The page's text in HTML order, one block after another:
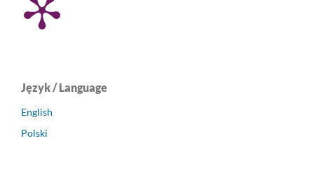
Język / Language
English
Polski